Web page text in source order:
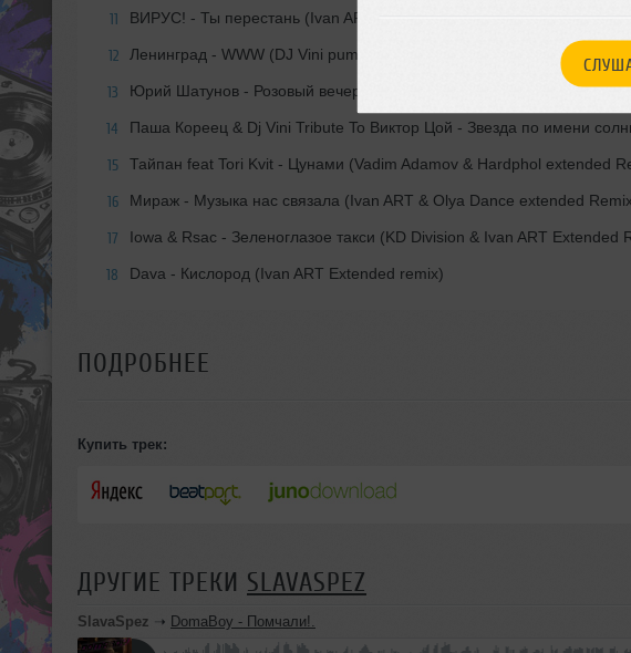
11 ВИРУС! - Ты перестань (Ivan ART Extended remix)
12 Ленинград - WWW (DJ Vini pumping mix)
13 Юрий Шатунов - Розовый вечер (Ivan ART extended Remix)
14 Паша Кореец & Dj Vini Tribute To Виктор Цой - Звезда по имени
15 Тайпан feat Tori Kvit - Цунами (Vadim Adamov & Hardphol extended
16 Мираж - Музыка нас связала (Ivan ART & Olya Dance extended
17 Iowa & Rsac - Зеленоглазое такси (KD Division & Ivan ART Extended
18 Dava - Кислород (Ivan ART Extended remix)
ПОДРОБНЕЕ
Купить трек:
ДРУГИЕ ТРЕКИ SLAVASPEZ
SlavaSpez ➝ DomaBoy - Помчали!.